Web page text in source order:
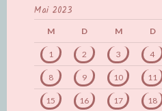
Mai 2023
M D M D
1 2 3 4
8 9 10 11
15 16 17 18